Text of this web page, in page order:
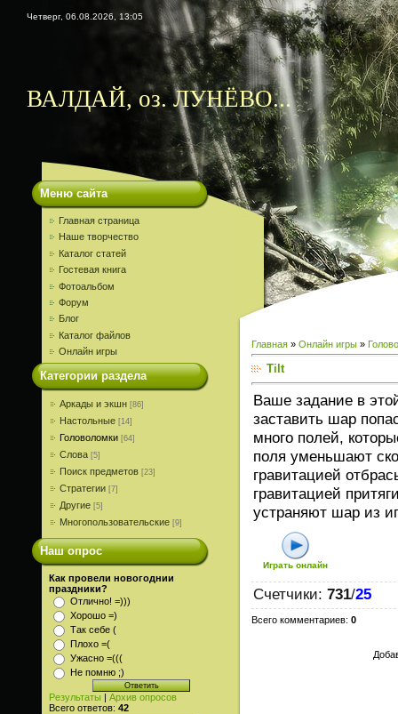
Четверг, 06.08.2026, 13:05
ВАЛДАЙ, оз. ЛУНЁВО...
Меню сайта
Главная страница
Наше творчество
Каталог статей
Гостевая книга
Фотоальбом
Форум
Блог
Каталог файлов
Онлайн игры
Категории раздела
Аркады и экшн [86]
Настольные [14]
Головоломки [64]
Слова [5]
Поиск предметов [23]
Стратегии [7]
Другие [5]
Многопользовательские [9]
Наш опрос
Как провели новогоднии
праздники?
Отлично! =)))
Хорошо =)
Так себе (
Плохо =(
Ужасно =(((
Не помню ;)
Результаты | Архив опросов
Всего ответов: 42
Главная » Онлайн игры »
Tilt
Ваше задание в
заставить шар
много полей,
поля уменьшают
гравитацией
гравитацией
устраняют шар из
Играть онлайн
Счетчики: 731/25
Всего комментариев: 0